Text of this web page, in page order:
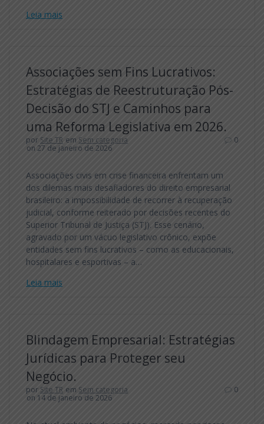
Leia mais
Associações sem Fins Lucrativos:
Estratégias de Reestruturação Pós-
Decisão do STJ e Caminhos para
uma Reforma Legislativa em 2026.
por Site TR em Sem categoria
on 27 de janeiro de 2026
0
Associações civis em crise financeira enfrentam um
dos dilemas mais desafiadores do direito empresarial
brasileiro: a impossibilidade de recorrer à recuperação
judicial, conforme reiterado por decisões recentes do
Superior Tribunal de Justiça (STJ). Esse cenário,
agravado por um vácuo legislativo crônico, expõe
entidades sem fins lucrativos – como as educacionais,
hospitalares e esportivas – a…
Leia mais
Blindagem Empresarial: Estratégias
Jurídicas para Proteger seu
Negócio.
por Site TR em Sem categoria
on 14 de janeiro de 2026
0